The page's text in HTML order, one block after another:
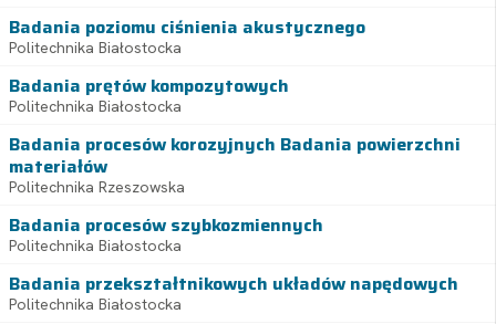
Badania poziomu ciśnienia akustycznego
Politechnika Białostocka
Badania prętów kompozytowych
Politechnika Białostocka
Badania procesów korozyjnych Badania powierzchni
materiałów
Politechnika Rzeszowska
Badania procesów szybkozmiennych
Politechnika Białostocka
Badania przekształtnikowych układów napędowych
Politechnika Białostocka